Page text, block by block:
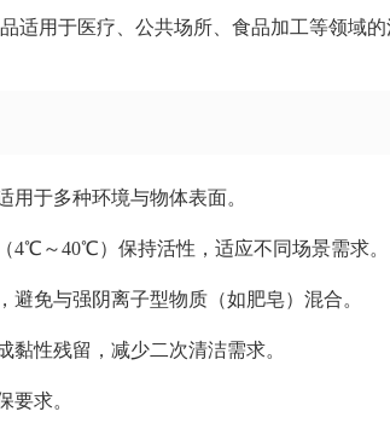
适用于医疗、公共场所、食品加工等领域
用于多种环境与物体表面。
4℃～40℃）保持活性，适应不同场景需求。
避免与强阴离子型物质（如肥皂）混合。
黏性残留，减少二次清洁需求。
要求。